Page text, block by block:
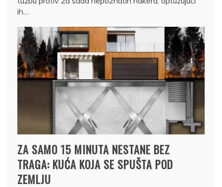
ih…
ZA SAMO 15 MINUTA NESTANE BEZ
TRAGA: KUĆA KOJA SE SPUŠTA POD
ZEMLJU